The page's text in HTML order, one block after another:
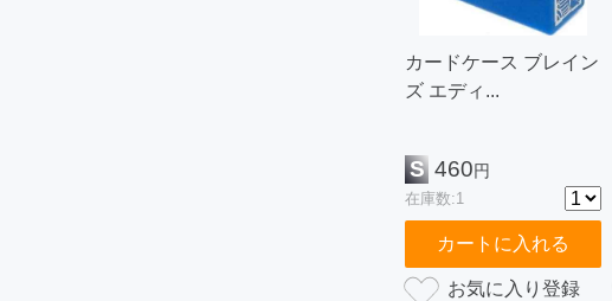
カードケース ブレイン
ズ エディ...
S 460円
在庫数:1
カートに入れる